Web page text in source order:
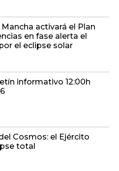
activará el Plan
en fase alerta el
el eclipse solar
informativo 12:00h
Cosmos: el Ejército
total